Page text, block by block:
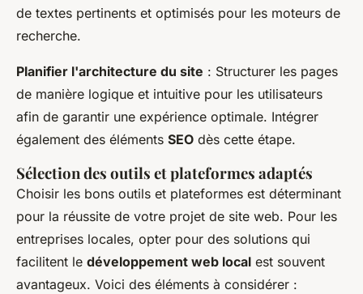
de textes pertinents et optimisés pour les moteurs de
recherche.
Planifier l'architecture du site : Structurer les pages
de manière logique et intuitive pour les utilisateurs
afin de garantir une expérience optimale. Intégrer
également des éléments SEO dès cette étape.
Sélection des outils et plateformes adaptés
Choisir les bons outils et plateformes est déterminant
pour la réussite de votre projet de site web. Pour les
entreprises locales, opter pour des solutions qui
facilitent le développement web local est souvent
avantageux. Voici des éléments à considérer :